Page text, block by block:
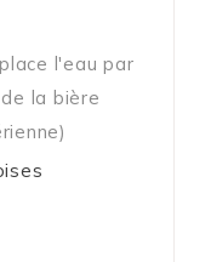
l'eau par
la bière